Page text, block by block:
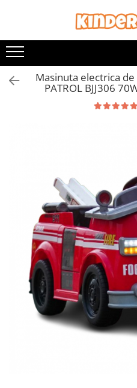
Masinuta electrica
PATROL BJJ306